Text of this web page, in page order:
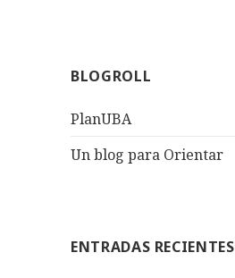
BLOGROLL
PlanUBA
Un blog para Orientar
ENTRADAS RECIENTES